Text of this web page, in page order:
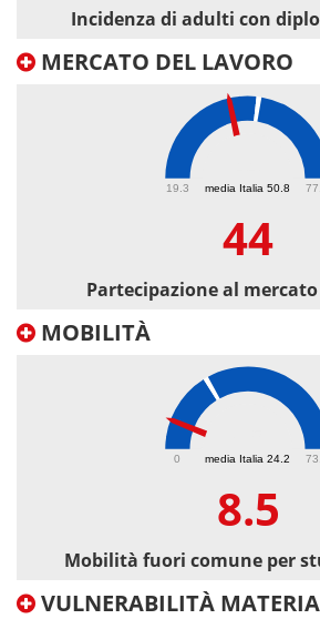
Incidenza di adulti con
MERCATO DEL LAVORO
media Italia 50.8
19.3
44
Partecipazione al
MOBILITÀ
media Italia 24.2
0
8.5
Mobilità fuori comune per
VULNERABILITÀ